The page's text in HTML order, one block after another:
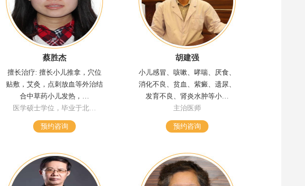
蔡胜杰
擅长治疗: 擅长小儿推拿，穴位
贴敷，艾灸，点刺放血等外治结
合中草药小儿发热，…
医学硕士学位，毕业于北…
预约咨询
胡建强
小儿感冒、咳嗽、哮喘、厌食、
消化不良、贫血、紫癜、遗尿、
发育不良、肾炎水肿等小…
主治医师
预约咨询